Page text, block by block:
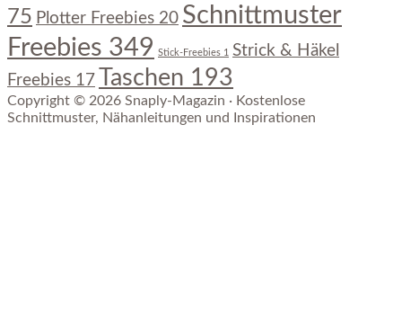
75 Plotter Freebies 20 Schnittmuster
Freebies 349 Stick-Freebies 1
Strick & Häkel
Freebies 17 Taschen 193
Copyright © 2026 Snaply-Magazin · Kostenlose
Schnittmuster, Nähanleitungen und Inspirationen